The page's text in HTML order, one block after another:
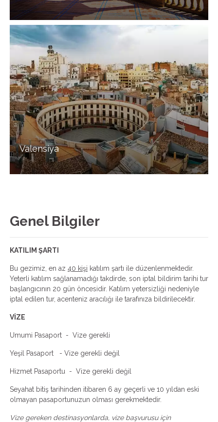
Valensiya
Genel Bilgiler
KATILIM ŞARTI
Bu gezimiz, en az 40 kişi katılım şartı ile düzenlenmektedir.
Yeterli katılım sağlanamadığı takdirde, son iptal bildirim tarihi tur
başlangıcının 20 gün öncesidir. Katılım yetersizliği nedeniyle
iptal edilen tur, acenteniz aracılığı ile tarafınıza bildirilecektir.
VİZE
Umumi Pasaport - Vize gerekli
Yeşil Pasaport - Vize gerekli değil
Hizmet Pasaportu - Vize gerekli değil
Seyahat bitiş tarihinden itibaren 6 ay geçerli ve 10 yıldan eski
olmayan pasaportunuzun olması gerekmektedir.
Vize gereken destinasyonlarda, vize başvurusu için